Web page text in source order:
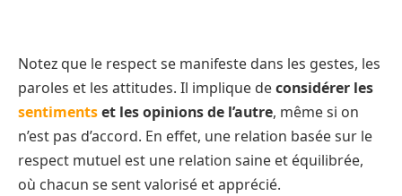
Notez que le respect se manifeste dans les gestes, les
paroles et les attitudes. Il implique deconsidérer les
sentimentset les opinions de l’autre, même si on
n’est pas d’accord. En effet, une relation basée sur le
respect mutuel est une relation saine et équilibrée,
où chacun se sent valorisé et apprécié.